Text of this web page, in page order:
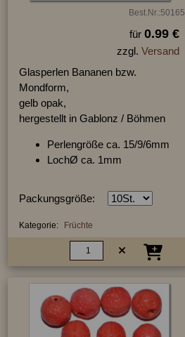
Best.Nr.:50165
für 0.99 €
zzgl. Versand
Glasperlen Bananen bzw.
Mondform,
gelb opak,
hergestellt in Gablonz / Böhmen
Perlengröße ca. 15/9/6mm
LochØ ca. 1mm
Packungsgröße:
Kategorie: Früchte